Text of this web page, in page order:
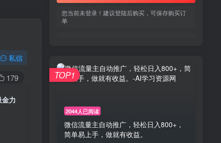
私信
179
力
您当前未登录！建议登陆后购买，可保存购买订
单
2044人已阅读
微信流量主自动推广，轻松日入800+，
简单易上手，做就有收益。
TOP1